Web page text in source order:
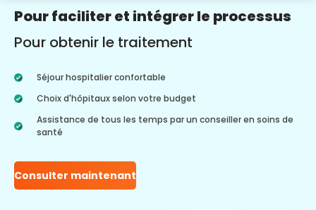
Pour faciliter et intégrer le processus
Pour obtenir le traitement
Séjour hospitalier confortable
Choix d'hôpitaux selon votre budget
Assistance de tous les temps par un conseiller en soins de
santé
Consulter maintenant